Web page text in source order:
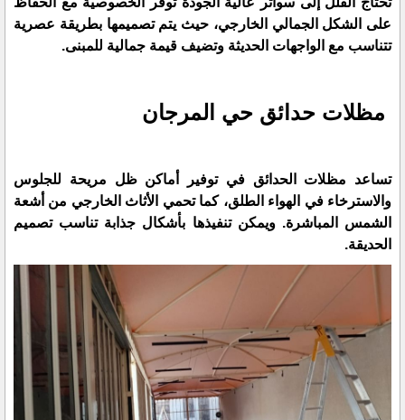
على الشكل الجمالي الخارجي، حيث يتم تصميمها بطريقة عصرية
تتناسب مع الواجهات الحديثة وتضيف قيمة جمالية للمبنى.
مظلات حدائق حي المرجان
تساعد مظلات الحدائق في توفير أماكن ظل مريحة للجلوس
والاسترخاء في الهواء الطلق، كما تحمي الأثاث الخارجي من أشعة
الشمس المباشرة. ويمكن تنفيذها بأشكال جذابة تناسب تصميم
الحديقة.